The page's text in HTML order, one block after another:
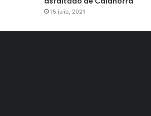
15 julio, 2021